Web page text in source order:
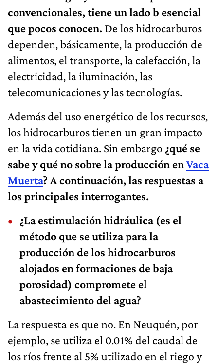
convencionales, tiene un lado b esencial
que pocos conocen. De los hidrocarburos
dependen, básicamente, la producción de
alimentos, el transporte, la calefacción, la
electricidad, la iluminación, las
telecomunicaciones y las tecnologías.
Además del uso energético de los recursos,
los hidrocarburos tienen un gran impacto
en la vida cotidiana. Sin embargo ¿qué se
sabe y qué no sobre la producción enVaca
Muerta? A continuación, las respuestas a
los principales interrogantes.
¿La estimulación hidráulica (es el
método que se utiliza para la
producción de los hidrocarburos
alojados en formaciones de baja
porosidad) compromete el
abastecimiento del agua?
La respuesta es que no. En Neuquén, por
ejemplo, se utiliza el 0.01% del caudal de
los ríos frente al 5% utilizado en el riego y